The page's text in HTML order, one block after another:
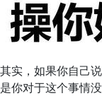
其实，如果你自己
是你对于这个事情